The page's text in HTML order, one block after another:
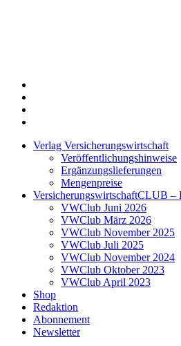
Verlag Versicherungswirtschaft
Veröffentlichungshinweise
Ergänzungslieferungen
Mengenpreise
VersicherungswirtschaftCLUB –
VWClub Juni 2026
VWClub März 2026
VWClub November 2025
VWClub Juli 2025
VWClub November 2024
VWClub Oktober 2023
VWClub April 2023
Shop
Redaktion
Abonnement
Newsletter